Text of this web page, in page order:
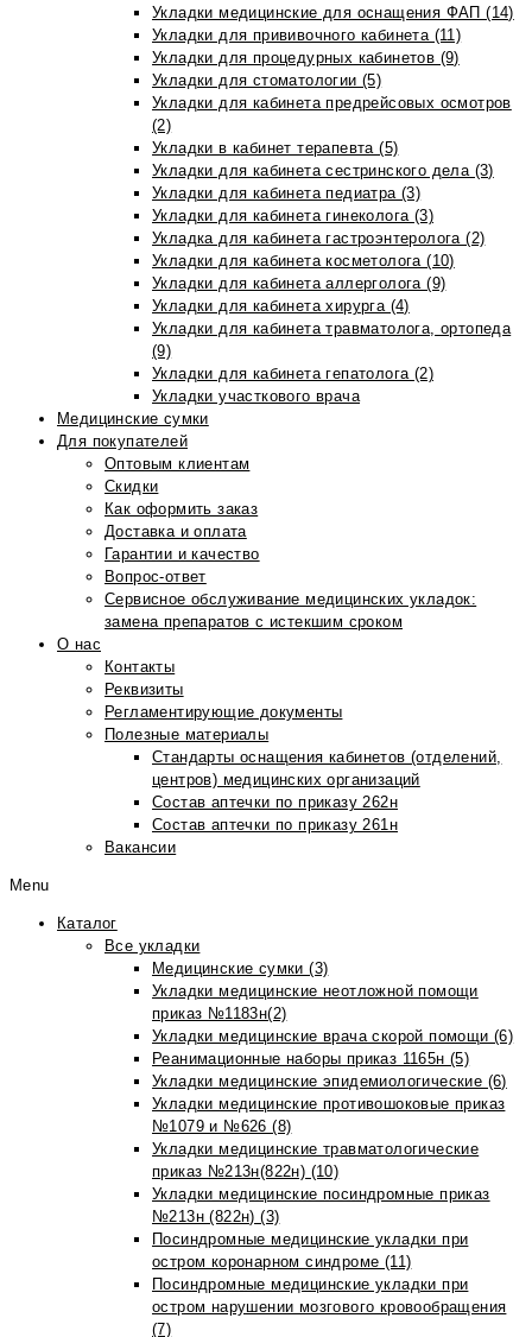
Укладки медицинские для оснащения ФАП (14)
Укладки для прививочного кабинета (11)
Укладки для процедурных кабинетов (9)
Укладки для стоматологии (5)
Укладки для кабинета предрейсовых осмотров
(2)
Укладки в кабинет терапевта (5)
Укладки для кабинета сестринского дела (3)
Укладки для кабинета педиатра (3)
Укладки для кабинета гинеколога (3)
Укладка для кабинета гастроэнтеролога (2)
Укладки для кабинета косметолога (10)
Укладки для кабинета аллерголога (9)
Укладки для кабинета хирурга (4)
Укладки для кабинета травматолога, ортопеда
(9)
Укладки для кабинета гепатолога (2)
Укладки участкового врача
Медицинские сумки
Для покупателей
Оптовым клиентам
Скидки
Как оформить заказ
Доставка и оплата
Гарантии и качество
Вопрос-ответ
Сервисное обслуживание медицинских укладок:
замена препаратов с истекшим сроком
О нас
Контакты
Реквизиты
Регламентирующие документы
Полезные материалы
Стандарты оснащения кабинетов (отделений,
центров) медицинских организаций
Состав аптечки по приказу 262н
Состав аптечки по приказу 261н
Вакансии
Menu
Каталог
Все укладки
Медицинские сумки (3)
Укладки медицинские неотложной помощи
приказ №1183н(2)
Укладки медицинские врача скорой помощи (6)
Реанимационные наборы приказ 1165н (5)
Укладки медицинские эпидемиологические (6)
Укладки медицинские противошоковые приказ
№1079 и №626 (8)
Укладки медицинские травматологические
приказ №213н(822н) (10)
Укладки медицинские посиндромные приказ
№213н (822н) (3)
Посиндромные медицинские укладки при
остром коронарном синдроме (11)
Посиндромные медицинские укладки при
остром нарушении мозгового кровообращения
(7)